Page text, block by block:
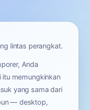
lintas perangkat.
Anda
itu memungkinkan
yang sama dari
— desktop,